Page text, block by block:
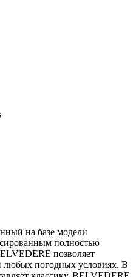
на базе модели
полностью
позволяет
любых погодных условиях. В